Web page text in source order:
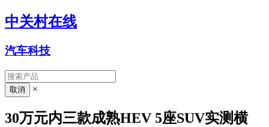
中关村在线
汽车科技
×
30万元内三款成熟HEV 5座SUV实测横